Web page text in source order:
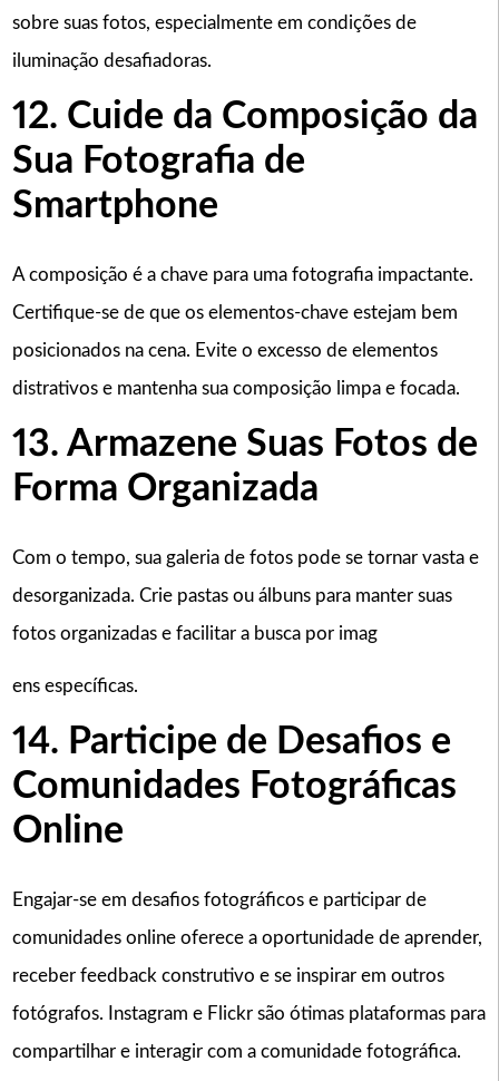
sobre suas fotos, especialmente em condições de
iluminação desafiadoras.
12. Cuide da Composição da
Sua Fotografia de
Smartphone
A composição é a chave para uma fotografia impactante.
Certifique-se de que os elementos-chave estejam bem
posicionados na cena. Evite o excesso de elementos
distrativos e mantenha sua composição limpa e focada.
13. Armazene Suas Fotos de
Forma Organizada
Com o tempo, sua galeria de fotos pode se tornar vasta e
desorganizada. Crie pastas ou álbuns para manter suas
fotos organizadas e facilitar a busca por imag
ens específicas.
14. Participe de Desafios e
Comunidades Fotográficas
Online
Engajar-se em desafios fotográficos e participar de
comunidades online oferece a oportunidade de aprender,
receber feedback construtivo e se inspirar em outros
fotógrafos. Instagram e Flickr são ótimas plataformas para
compartilhar e interagir com a comunidade fotográfica.